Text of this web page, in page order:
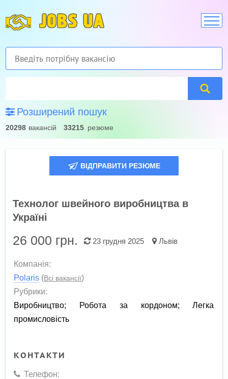
JOBS UA
Розширений пошук
20298 вакансій 33215 резюме
ВІДПРАВИТИ РЕЗЮМЕ
Технолог швейного виробництва в
Україні
26 000 грн. 23 грудня 2025 Львів
Компанія:
Polaris (Всі вакансії)
Рубрики:
Виробництво; Робота за кордоном;Легка
промисловість
КОНТАКТИ
Телефон: